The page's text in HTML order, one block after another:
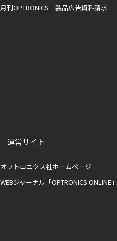
月刊OPTRONICS 製品広告資料請求
運営サイト
オプトロニクス社ホームページ
WEBジャーナル「OPTRONICS ONLINE」